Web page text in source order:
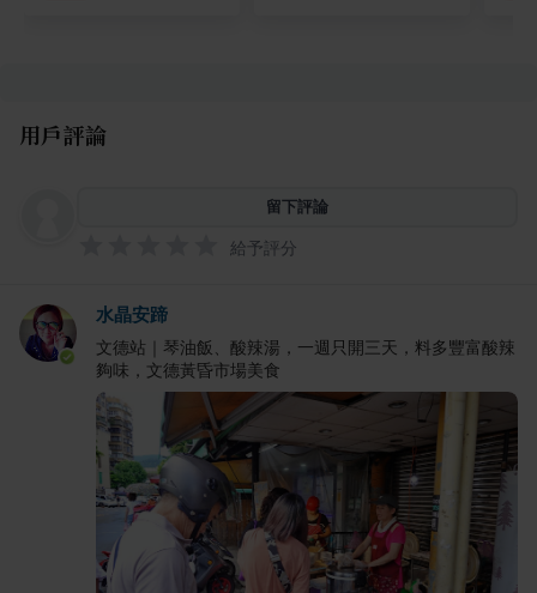
用戶評論
留下評論
給予評分
水晶安蹄
文德站｜琴油飯、酸辣湯，一週只開三天，料多豐富酸辣
夠味，文德黃昏市場美食